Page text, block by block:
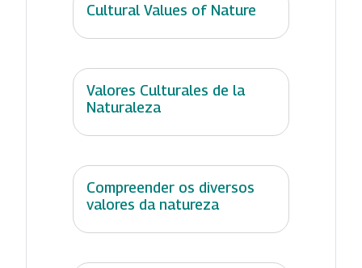
Cultural Values of Nature
Valores Culturales de la
Naturaleza
Compreender os diversos
valores da natureza